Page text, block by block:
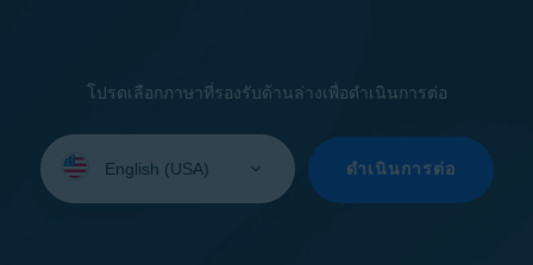
โปรดเลือกภาษาที่รองรับด้านล่างเพื่อดำเนินการต่อ
your
ดำเนินการต่อ